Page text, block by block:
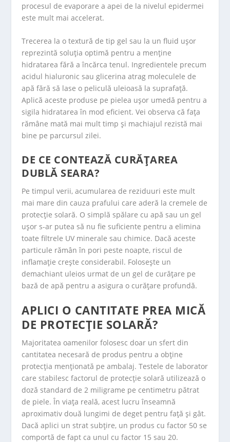
procesul de evaporare a apei de la nivelul epidermei
este mult mai accelerat.
Trecerea la o textură de tip gel sau la un fluid ușor
reprezintă soluția optimă pentru a menține
hidratarea fără a încărca tenul. Ingredientele precum
acidul hialuronic sau glicerina atrag moleculele de
apă fără să lase o peliculă uleioasă la suprafață.
Aplică aceste produse pe pielea ușor umedă pentru a
sigila hidratarea în mod eficient. Vei observa că fața
rămâne mată mai mult timp și machiajul rezistă mai
bine pe parcursul zilei.
DE CE CONTEAZĂ CURĂȚAREA
DUBLĂ SEARA?
Pe timpul verii, acumularea de reziduuri este mult
mai mare din cauza prafului care aderă la cremele de
protecție solară. O simplă spălare cu apă sau un gel
ușor s-ar putea să nu fie suficiente pentru a elimina
toate filtrele UV minerale sau chimice. Dacă aceste
particule rămân în pori peste noapte, riscul de
inflamație crește considerabil. Folosește un
demachiant uleios urmat de un gel de curățare pe
bază de apă pentru a asigura o curățare profundă.
APLICI O CANTITATE PREA MICĂ
DE PROTECȚIE SOLARĂ?
Majoritatea oamenilor folosesc doar un sfert din
cantitatea necesară de produs pentru a obține
protecția menționată pe ambalaj. Testele de laborator
care stabilesc factorul de protecție solară utilizează o
doză standard de 2 miligrame pe centimetru pătrat
de piele. În viața reală, acest lucru înseamnă
aproximativ două lungimi de deget pentru față și gât.
Dacă aplici un strat subțire, un produs cu factor 50 se
comportă de fapt ca unul cu factor 15 sau 20.